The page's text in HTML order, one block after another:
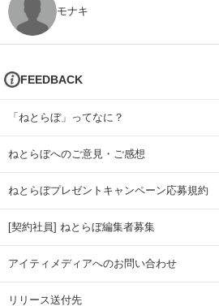
モナキ
FEEDBACK
「ねとらぼ」ってなに？
ねとらぼへのご意見・ご感想
ねとらぼプレゼントキャンペーン応募規約
[契約社員] ねとらぼ編集者募集
アイティメディアへのお問い合わせ
リリース送付先